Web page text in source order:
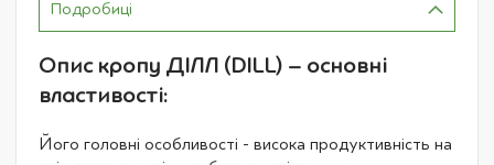
Подробиці
Опис кропу ДІЛЛ (DILL) – основні
властивості:
Його головні особливості - висока продуктивність на